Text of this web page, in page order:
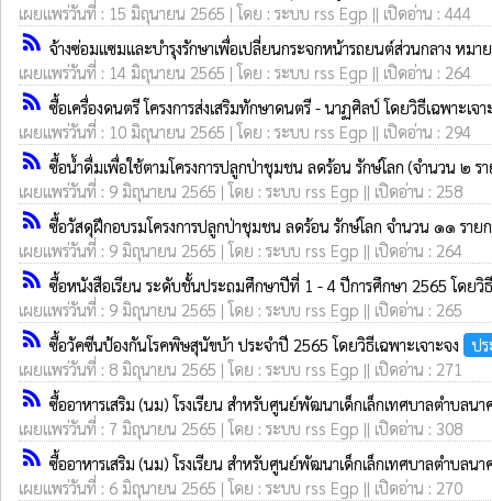
เผยแพร่วันที่ : 15 มิถุนายน 2565 | โดย : ระบบ rss Egp || เปิดอ่าน : 444
rss_feed จ้างซ่อมแซมและบำรุงรักษาเพื่อเปลี่ยนกระจกหน้ารถยนต์ส่วนกลาง ห
เผยแพร่วันที่ : 14 มิถุนายน 2565 | โดย : ระบบ rss Egp || เปิดอ่าน : 264
rss_feed ซื้อเครื่องดนตรี โครงการส่งเสริมทักษาดนตรี - นาฏศิลป์ โดยวิธีเฉพาะเจ
เผยแพร่วันที่ : 10 มิถุนายน 2565 | โดย : ระบบ rss Egp || เปิดอ่าน : 294
rss_feed ซื้อน้ำดื่มเพื่อใช้ตามโครงการปลูกป่าชุมชน ลดร้อน รักษ์โลก (จำนวน ๒ ร
เผยแพร่วันที่ : 9 มิถุนายน 2565 | โดย : ระบบ rss Egp || เปิดอ่าน : 258
rss_feed ซื้อวัสดุฝึกอบรมโครงการปลูกป่าชุมชน ลดร้อน รักษ์โลก จำนวน ๑๑ ราย
เผยแพร่วันที่ : 9 มิถุนายน 2565 | โดย : ระบบ rss Egp || เปิดอ่าน : 264
rss_feed ซื้อหนังสือเรียน ระดับชั้นประถมศึกษาปีที่ 1 - 4 ปีการศึกษา 2565 โดยวิ
เผยแพร่วันที่ : 9 มิถุนายน 2565 | โดย : ระบบ rss Egp || เปิดอ่าน : 265
rss_feed ซื้อวัคซีนป้องกันโรคพิษสุนัขบ้า ประจำปี 2565 โดยวิธีเฉพาะเจาะจง
ป
เผยแพร่วันที่ : 8 มิถุนายน 2565 | โดย : ระบบ rss Egp || เปิดอ่าน : 271
rss_feed ซื้ออาหารเสริม (นม) โรงเรียน สำหรับศูนย์พัฒนาเด็กเล็กเทศบาลตำบลน
เผยแพร่วันที่ : 7 มิถุนายน 2565 | โดย : ระบบ rss Egp || เปิดอ่าน : 308
rss_feed ซื้ออาหารเสริม (นม) โรงเรียน สำหรับศูนย์พัฒนาเด็กเล็กเทศบาลตำบลน
เผยแพร่วันที่ : 6 มิถุนายน 2565 | โดย : ระบบ rss Egp || เปิดอ่าน : 270